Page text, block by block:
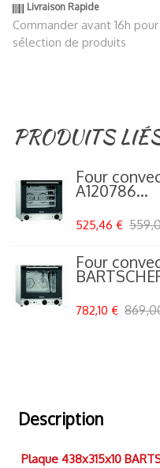
Livraison Rapide
Commander avant 16h
sélection de produits
PRODUITS
Four
A120786...
525,46 €
Four
782,10 €
Description
Plaque 438x315x10